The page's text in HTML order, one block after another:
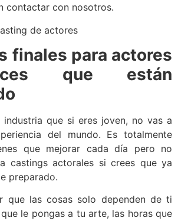
contactar con nosotros.
finales para actores
que están
industria que si eres joven, no vas a
del mundo. Es totalmente
que mejorar cada día pero no
castings actorales si crees que ya
preparado.
que las cosas solo dependen de ti
le pongas a tu arte, las horas que